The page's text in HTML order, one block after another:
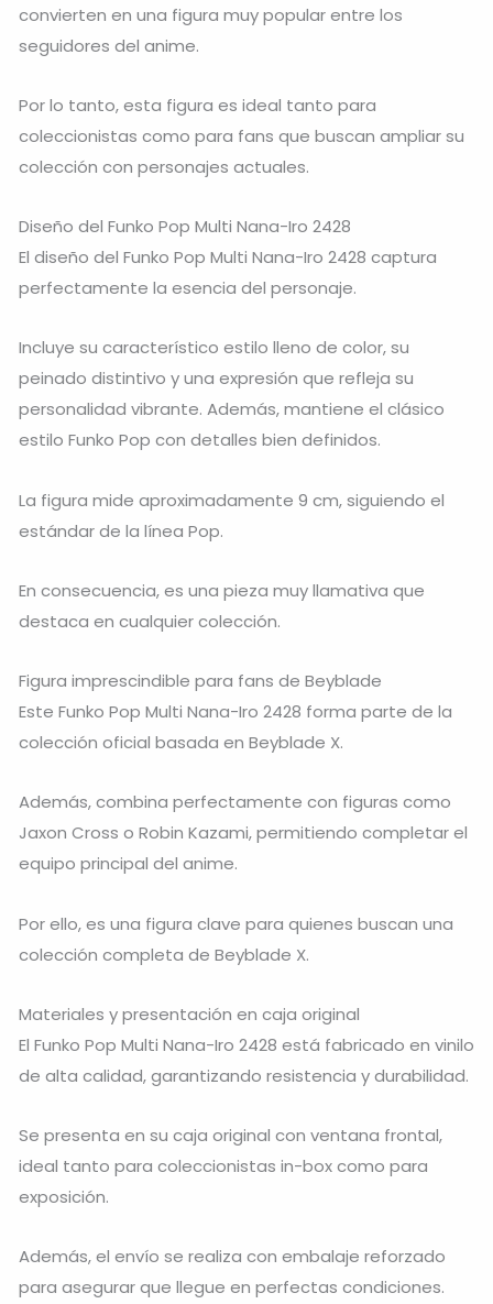
convierten en una figura muy popular entre los
seguidores del anime.
Por lo tanto, esta figura es ideal tanto para
coleccionistas como para fans que buscan ampliar su
colección con personajes actuales.
Diseño del Funko Pop Multi Nana-Iro 2428
El diseño del Funko Pop Multi Nana-Iro 2428 captura
perfectamente la esencia del personaje.
Incluye su característico estilo lleno de color, su
peinado distintivo y una expresión que refleja su
personalidad vibrante. Además, mantiene el clásico
estilo Funko Pop con detalles bien definidos.
La figura mide aproximadamente 9 cm, siguiendo el
estándar de la línea Pop.
En consecuencia, es una pieza muy llamativa que
destaca en cualquier colección.
Figura imprescindible para fans de Beyblade
Este Funko Pop Multi Nana-Iro 2428 forma parte de la
colección oficial basada en Beyblade X.
Además, combina perfectamente con figuras como
Jaxon Cross o Robin Kazami, permitiendo completar el
equipo principal del anime.
Por ello, es una figura clave para quienes buscan una
colección completa de Beyblade X.
Materiales y presentación en caja original
El Funko Pop Multi Nana-Iro 2428 está fabricado en vinilo
de alta calidad, garantizando resistencia y durabilidad.
Se presenta en su caja original con ventana frontal,
ideal tanto para coleccionistas in-box como para
exposición.
Además, el envío se realiza con embalaje reforzado
para asegurar que llegue en perfectas condiciones.